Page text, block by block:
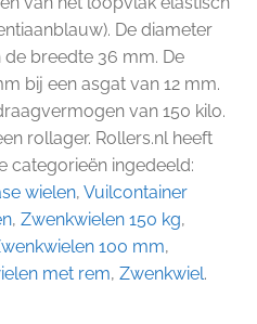
De diameter
breedte 36 mm. De
bij een asgat van 12 mm.
van 150 kilo.
rollager. Rollers.nl heeft
categorieën ingedeeld:
wielen, Vuilcontainer
, Zwenkwielen 150 kg,
100 mm,
met rem, Zwenkwiel.